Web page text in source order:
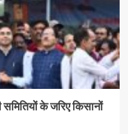
के जरिए किसानों